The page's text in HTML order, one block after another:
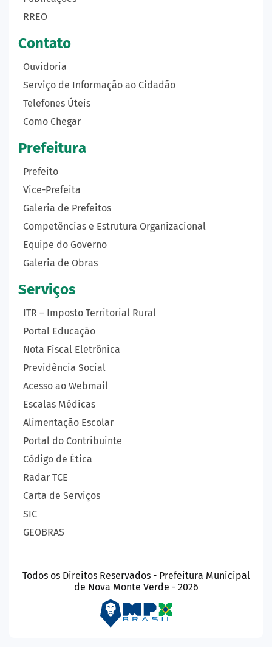
RREO
Contato
Ouvidoria
Serviço de Informação ao Cidadão
Telefones Úteis
Como Chegar
Prefeitura
Prefeito
Vice-Prefeita
Galeria de Prefeitos
Competências e Estrutura Organizacional
Equipe do Governo
Galeria de Obras
Serviços
ITR – Imposto Territorial Rural
Portal Educação
Nota Fiscal Eletrônica
Previdência Social
Acesso ao Webmail
Escalas Médicas
Alimentação Escolar
Portal do Contribuinte
Código de Ética
Radar TCE
Carta de Serviços
SIC
GEOBRAS
Todos os Direitos Reservados - Prefeitura Municipal
de Nova Monte Verde - 2026